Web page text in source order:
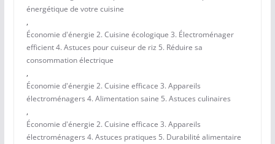
énergétique de votre cuisine
,
Économie d'énergie 2. Cuisine écologique 3. Électroménager
efficient 4. Astuces pour cuiseur de riz 5. Réduire sa
consommation électrique
,
Économie d'énergie 2. Cuisine efficace 3. Appareils
électroménagers 4. Alimentation saine 5. Astuces culinaires
,
Économie d'énergie 2. Cuisine efficace 3. Appareils
électroménagers 4. Astuces pratiques 5. Durabilité alimentaire